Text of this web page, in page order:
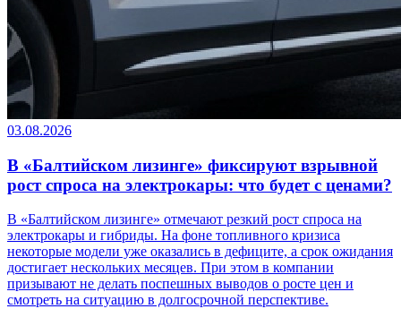
03.08.2026
В «Балтийском лизинге» фиксируют взрывной
рост спроса на электрокары: что будет с ценами?
В «Балтийском лизинге» отмечают резкий рост спроса на
электрокары и гибриды. На фоне топливного кризиса
некоторые модели уже оказались в дефиците, а срок ожидания
достигает нескольких месяцев. При этом в компании
призывают не делать поспешных выводов о росте цен и
смотреть на ситуацию в долгосрочной перспективе.